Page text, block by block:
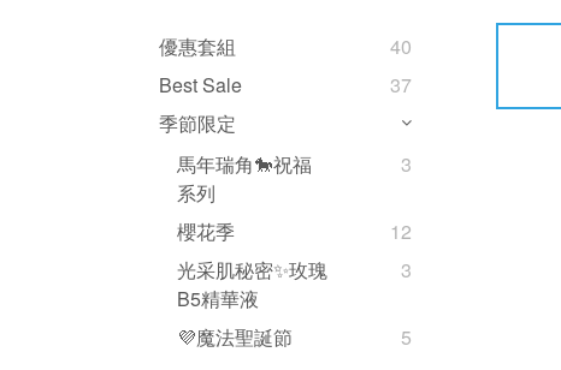
優惠套組
40
Best Sale
37
季節限定
馬年瑞角🐎祝福
系列
3
櫻花季
12
光采肌秘密✨玫瑰
B5精華液
3
💜魔法聖誕節
5